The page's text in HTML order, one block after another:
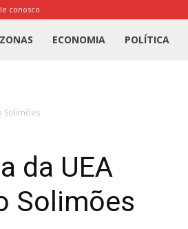
conosco
ECONOMIA POLÍTICA
Solimões
da UEA
Solimões